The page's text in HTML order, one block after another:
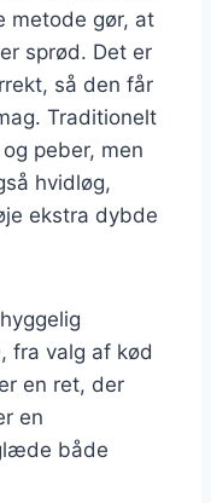
metode gør, at
sprød. Det er
så den får
Traditionelt
peber, men
hvidløg,
ekstra dybde
fra valg af kød
en ret, der
en
både